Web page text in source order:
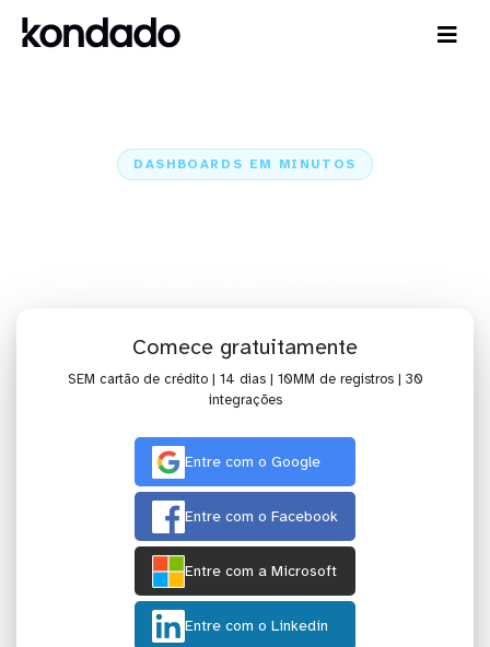
DASHBOARDS EM MINUTOS
Comece gratuitamente
SEM cartão de crédito | 14 dias | 10MM de registros | 30
integrações
Entre com o Google
Entre com o Facebook
Entre com a Microsoft
Entre com o Linkedin